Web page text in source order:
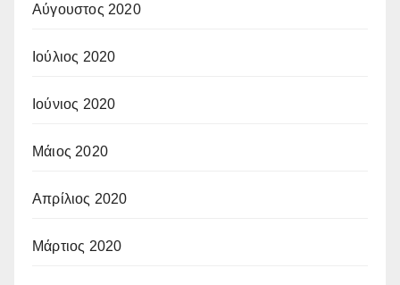
Αύγουστος 2020
Ιούλιος 2020
Ιούνιος 2020
Μάιος 2020
Απρίλιος 2020
Μάρτιος 2020